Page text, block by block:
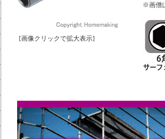
[画像クリックで拡大表示]
※画僧